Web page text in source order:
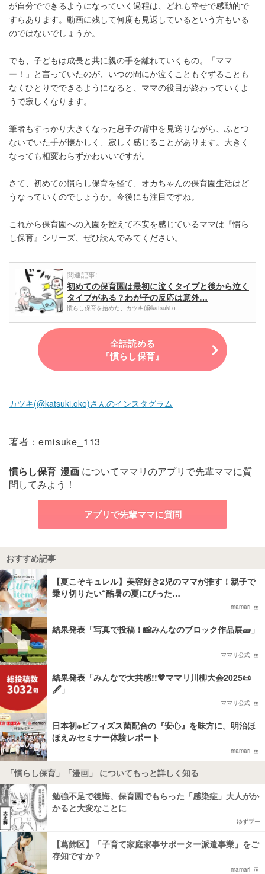
が自分でできるようになっていく過程は、どれも幸せで感動的で
すらあります。動画に残して何度も見返しているという方もいる
のではないでしょうか。
でも、子どもは成長と共に親の手を離れていくもの。「ママ
ー！」と言っていたのが、いつの間にか泣くこともぐずることも
なくひとりでできるようになると、ママの役目が終わっていくよ
うで寂しくなります。
筆者もすっかり大きくなった息子の背中を見送りながら、ふとつ
ないでいた手が懐かしく、寂しく感じることがあります。大きく
なっても相変わらずかわいいですが。
さて、初めての慣らし保育を経て、オカちゃんの保育園生活はど
うなっていくのでしょうか。今後にも注目ですね。
これから保育園への入園を控えて不安を感じているママは『慣ら
し保育』シリーズ、ぜひ読んでみてください。
関連記事:
初めての保育園は最初に泣くタイプと後から泣く
タイプがある？わが子の反応は意外…
慣らし保育を始めた、カツキ(@katsuki.o…
全話読める
『慣らし保育』
カツキ(@katsuki.oko)さんのインスタグラム
著者：emisuke_113
慣らし保育 漫画 についてママリのアプリで先輩ママに質
問してみよう！
アプリで先輩ママに質問
おすすめ記事
【夏こそキュレル】美容好き2児のママが推す！親子で
乗り切りたい“酷暑の夏にぴった…
mamari
結果発表「写真で投稿！📸みんなのブロック作品展🧱」
ママリ公式
結果発表「みんなで大共感!!💖ママリ川柳大会2025📜
🖋️」
ママリ公式
日本初※ビフィズス菌配合の『安心』を味方に。明治ほ
ほえみセミナー体験レポート
mamari
「慣らし保育」「漫画」 についてもっと詳しく知る
勉強不足で後悔、保育園でもらった「感染症」大人がか
かると大変なことに
ゆずプー
【葛飾区】「子育て家庭家事サポーター派遣事業」をご
存知ですか？
mamari